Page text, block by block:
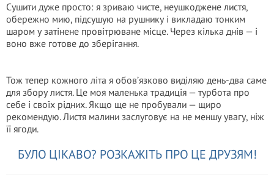
Сушити дуже просто: я зриваю чисте, неушкоджене листя,
обережно мию, підсушую на рушнику і викладаю тонким
шаром у затінене провітрюване місце. Через кілька днів — і
воно вже готове до зберігання.
Тож тепер кожного літа я обов’язково виділяю день-два саме
для збору листя. Це моя маленька традиція — турбота про
себе і своїх рідних. Якщо ще не пробували — щиро
рекомендую. Листя малини заслуговує на не меншу увагу, ніж
її ягоди.
БУЛО ЦІКАВО? РОЗКАЖІТЬ ПРО ЦЕ ДРУЗЯМ!